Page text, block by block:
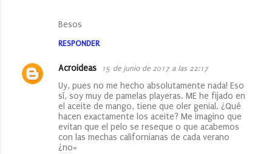
Besos
RESPONDER
Acroideas 15 de junio de 2017 a las 22:17
Uy, pues no me hecho absolutamente nada! Eso
sí, soy muy de pamelas playeras. ME he fijado en
el aceite de mango, tiene que oler genial. ¿Qué
hacen exactamente los aceite? Me imagino que
evitan que el pelo se reseque o que acabemos
con las mechas californianas de cada verano
¿no=